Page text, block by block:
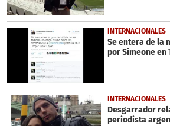
INTERNACIONALES
Se entera de la
por Simeone en
INTERNACIONALES
Desgarrador
periodista